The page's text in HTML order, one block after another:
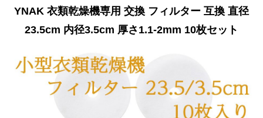
YNAK 衣類乾燥機専用 交換 フィルター 互換 直径
23.5cm 内径3.5cm 厚さ1.1-2mm 10枚セット